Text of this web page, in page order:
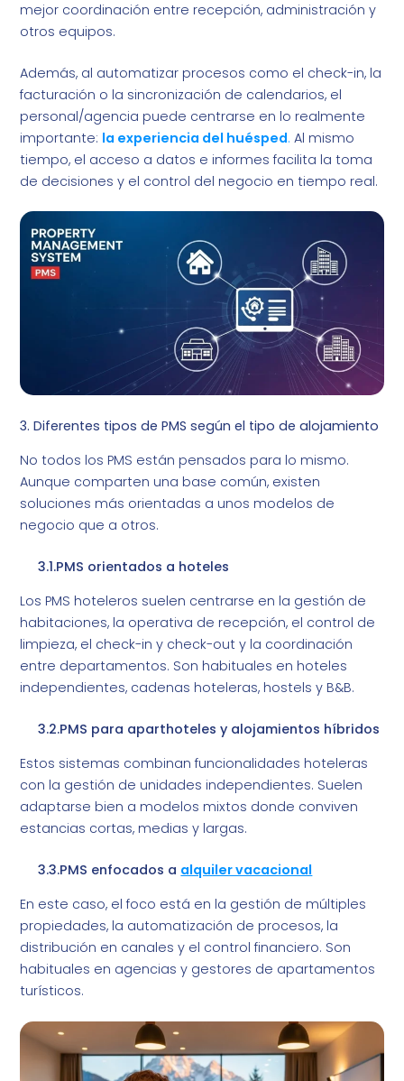
mejor coordinación entre recepción, administración y
otros equipos.
Además, al automatizar procesos como el check-in, la
facturación o la sincronización de calendarios, el
personal/agencia puede centrarse en lo realmente
importante: la experiencia del huésped. Al mismo
tiempo, el acceso a datos e informes facilita la toma
de decisiones y el control del negocio en tiempo real.
3. Diferentes tipos de PMS según el tipo de alojamiento
No todos los PMS están pensados para lo mismo.
Aunque comparten una base común, existen
soluciones más orientadas a unos modelos de
negocio que a otros.
3.1.PMS orientados a hoteles
Los PMS hoteleros suelen centrarse en la gestión de
habitaciones, la operativa de recepción, el control de
limpieza, el check-in y check-out y la coordinación
entre departamentos. Son habituales en hoteles
independientes, cadenas hoteleras, hostels y B&B.
3.2.PMS para aparthoteles y alojamientos híbridos
Estos sistemas combinan funcionalidades hoteleras
con la gestión de unidades independientes. Suelen
adaptarse bien a modelos mixtos donde conviven
estancias cortas, medias y largas.
3.3.PMS enfocados a alquiler vacacional
En este caso, el foco está en la gestión de múltiples
propiedades, la automatización de procesos, la
distribución en canales y el control financiero. Son
habituales en agencias y gestores de apartamentos
turísticos.